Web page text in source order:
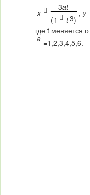
,
)
1
(
3
3
y
t
at
x 

где t меняется
a =1,2,3,4,5,6.